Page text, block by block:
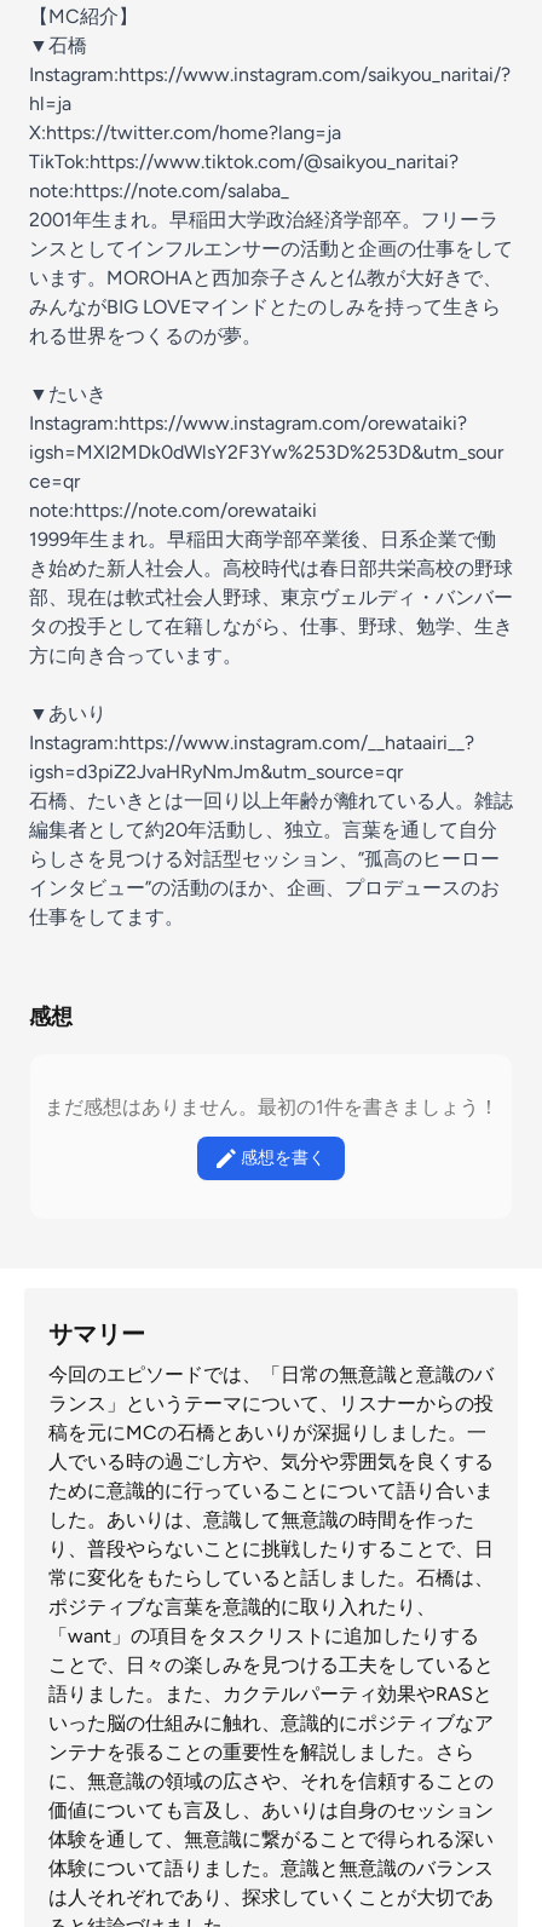
【MC紹介】
▼石橋
Instagram:https://www.instagram.com/saikyou_naritai/?
hl=ja
X:https://twitter.com/home?lang=ja
TikTok:https://www.tiktok.com/@saikyou_naritai?
note:https://note.com/salaba_
2001年生まれ。早稲田大学政治経済学部卒。フリーラ
ンスとしてインフルエンサーの活動と企画の仕事をして
います。MOROHAと西加奈子さんと仏教が大好きで、
みんながBIG LOVEマインドとたのしみを持って生きら
れる世界をつくるのが夢。
▼たいき
Instagram:https://www.instagram.com/orewataiki?
igsh=MXI2MDk0dWlsY2F3Yw%253D%253D&utm_sour
ce=qr
note:https://note.com/orewataiki
1999年生まれ。早稲田大商学部卒業後、日系企業で働
き始めた新人社会人。高校時代は春日部共栄高校の野球
部、現在は軟式社会人野球、東京ヴェルディ・バンバー
タの投手として在籍しながら、仕事、野球、勉学、生き
方に向き合っています。
▼あいり
Instagram:https://www.instagram.com/__hataairi__?
igsh=d3piZ2JvaHRyNmJm&utm_source=qr
石橋、たいきとは一回り以上年齢が離れている人。雑誌
編集者として約20年活動し、独立。言葉を通して自分
らしさを見つける対話型セッション、”孤高のヒーロー
インタビュー”の活動のほか、企画、プロデュースのお
仕事をしてます。
感想
まだ感想はありません。最初の1件を書きましょう！
感想を書く
サマリー
今回のエピソードでは、「日常の無意識と意識のバ
ランス」というテーマについて、リスナーからの投
稿を元にMCの石橋とあいりが深掘りしました。一
人でいる時の過ごし方や、気分や雰囲気を良くする
ために意識的に行っていることについて語り合いま
した。あいりは、意識して無意識の時間を作った
り、普段やらないことに挑戦したりすることで、日
常に変化をもたらしていると話しました。石橋は、
ポジティブな言葉を意識的に取り入れたり、
「want」の項目をタスクリストに追加したりする
ことで、日々の楽しみを見つける工夫をしていると
語りました。また、カクテルパーティ効果やRASと
いった脳の仕組みに触れ、意識的にポジティブなア
ンテナを張ることの重要性を解説しました。さら
に、無意識の領域の広さや、それを信頼することの
価値についても言及し、あいりは自身のセッション
体験を通して、無意識に繋がることで得られる深い
体験について語りました。意識と無意識のバランス
は人それぞれであり、探求していくことが大切であ